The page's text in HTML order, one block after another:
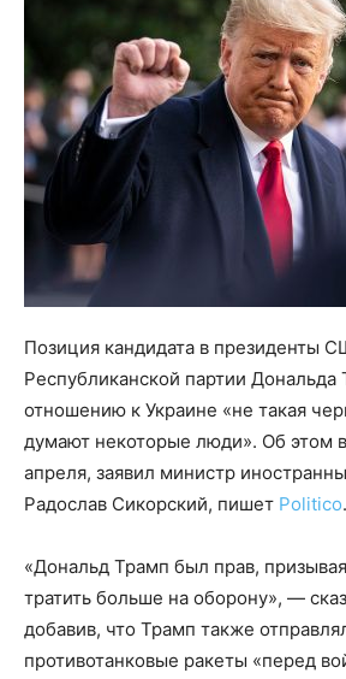
Позиция кандидата в президенты
Республиканской партии Дональда
отношению к Украине «не такая
думают некоторые люди». Об этом
апреля, заявил министр
Радослав Сикорский, пишет Politico.
«Дональд Трамп был прав,
тратить больше на оборону», —
добавив, что Трамп также
противотанковые ракеты «перед